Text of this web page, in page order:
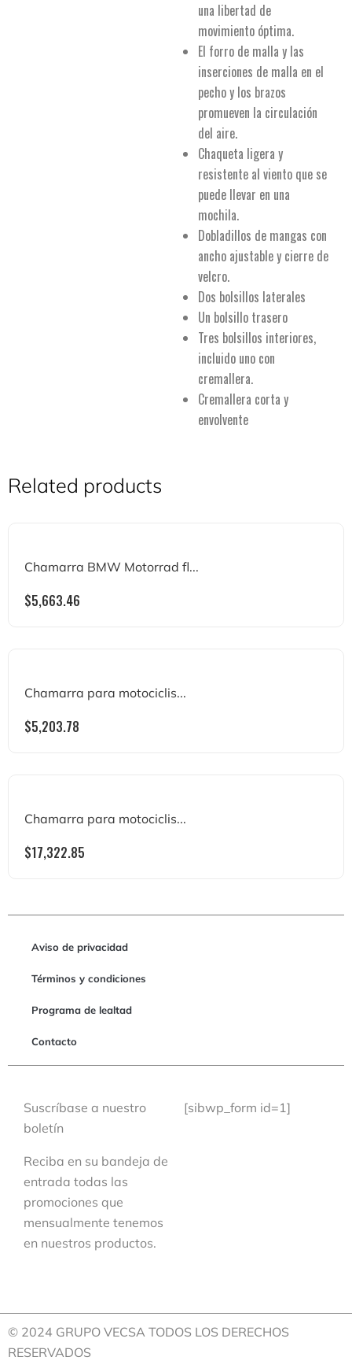
una libertad de
movimiento óptima.
El forro de malla y las
inserciones de malla en el
pecho y los brazos
promueven la circulación
del aire.
Chaqueta ligera y
resistente al viento que se
puede llevar en una
mochila.
Dobladillos de mangas con
ancho ajustable y cierre de
velcro.
Dos bolsillos laterales
Un bolsillo trasero
Tres bolsillos interiores,
incluido uno con
cremallera.
Cremallera corta y
envolvente
Related products
Chamarra BMW Motorrad fl...
$5,663.46
Chamarra para motociclis...
$5,203.78
Chamarra para motociclis...
$17,322.85
Aviso de privacidad
Términos y condiciones
Programa de lealtad
Contacto
Suscríbase a nuestro
boletín
Reciba en su bandeja de
entrada todas las
promociones que
mensualmente tenemos
en nuestros productos.
[sibwp_form id=1]
© 2024 GRUPO VECSA TODOS LOS DERECHOS
RESERVADOS